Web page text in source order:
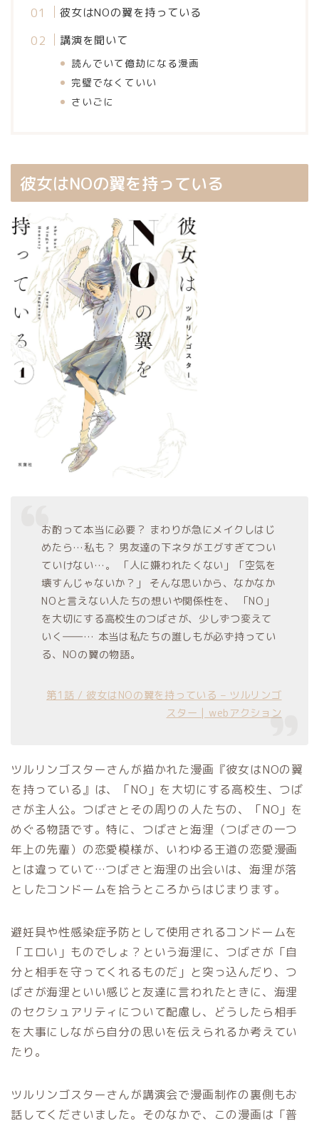
彼女はNOの翼を持っている
講演を聞いて
読んでいて億劫になる漫画
完璧でなくていい
さいごに
彼女はNOの翼を持っている
お酌って本当に必要？ まわりが急にメイクしはじ
めたら…私も？ 男友達の下ネタがエグすぎてつい
ていけない…。 「人に嫌われたくない」「空気を
壊すんじゃないか？」 そんな思いから、なかなか
NOと言えない人たちの想いや関係性を、 「NO」
を大切にする高校生のつばさが、少しずつ変えて
いく――… 本当は私たちの誰しもが必ず持ってい
る、NOの翼の物語。
第1話 / 彼女はNOの翼を持っている – ツルリンゴ
スター | webアクション
ツルリンゴスターさんが描かれた漫画『彼女はNOの翼
を持っている』は、「NO」を大切にする高校生、つば
さが主人公。つばさとその周りの人たちの、「NO」を
めぐる物語です。特に、つばさと海浬（つばさの一つ
年上の先輩）の恋愛模様が、いわゆる王道の恋愛漫画
とは違っていて…つばさと海浬の出会いは、海浬が落
としたコンドームを拾うところからはじまります。
避妊具や性感染症予防として使用されるコンドームを
「エロい」ものでしょ？という海浬に、つばさが「自
分と相手を守ってくれるものだ」と突っ込んだり、つ
ばさが海浬といい感じと友達に言われたときに、海浬
のセクシュアリティについて配慮し、どうしたら相手
を大事にしながら自分の思いを伝えられるか考えてい
たり。
ツルリンゴスターさんが講演会で漫画制作の裏側もお
話してくださいました。そのなかで、この漫画は「普